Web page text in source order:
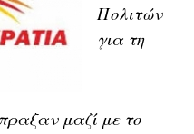
Πολιτών
για τη
μαζί με το